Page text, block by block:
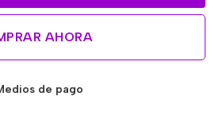
AHORA
de pago